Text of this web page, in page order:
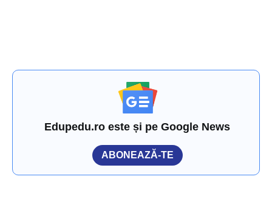
Edupedu.ro este și pe Google News
ABONEAZĂ-TE